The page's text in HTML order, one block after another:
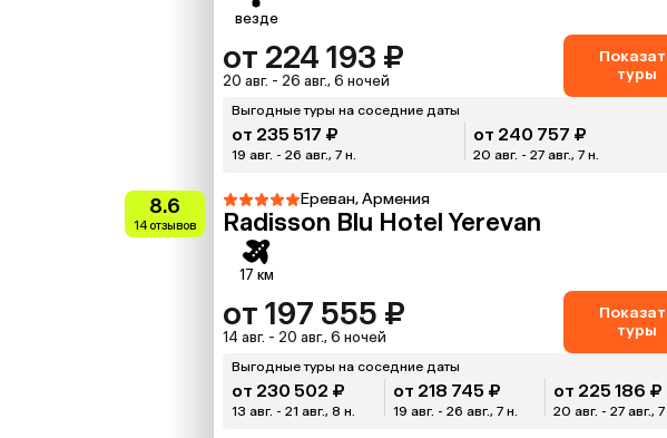
везде
от 224 193 ₽
20 авг. - 26 авг., 6 ночей
туры
Выгодные туры на соседние даты
от 235 517 ₽
19 авг. - 26 авг., 7 н.
от 240 757 ₽
20 авг. - 27 авг., 7 н.
8.6
14 отзывов
Ереван, Армения
Radisson Blu Hotel Yerevan
17 км
от 197 555 ₽
14 авг. - 20 авг., 6 ночей
туры
Выгодные туры на соседние даты
от 230 502 ₽
13 авг. - 21 авг., 8 н.
от 218 745 ₽
19 авг. - 26 авг., 7 н.
от 225 186 ₽
20 авг. - 27 авг.,